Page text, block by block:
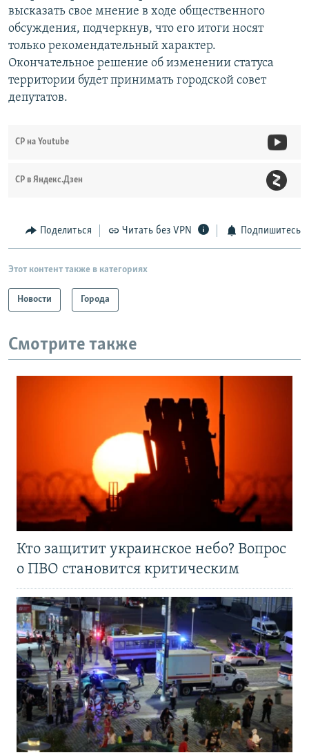
высказать свое мнение в ходе общественного
обсуждения, подчеркнув, что его итоги носят
только рекомендательный характер.
Окончательное решение об изменении статуса
территории будет принимать городской совет
депутатов.
СР на Youtube
СР в Яндекс.Дзен
Поделиться Читать без VPN Подпишитесь
Этот контент также в категориях
Новости Города
Смотрите также
Кто защитит украинское небо? Вопрос
о ПВО становится критическим